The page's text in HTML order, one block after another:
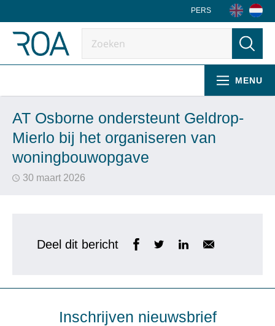
PERS
MENU
AT Osborne ondersteunt Geldrop-
Mierlo bij het organiseren van
woningbouwopgave
30 maart 2026
Deel dit bericht
Inschrijven nieuwsbrief